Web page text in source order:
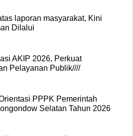
laporan masyarakat, Kini
Dilalui
AKIP 2026, Perkuat
Pelayanan Publik////
PPPK Pemerintah
Selatan Tahun 2026